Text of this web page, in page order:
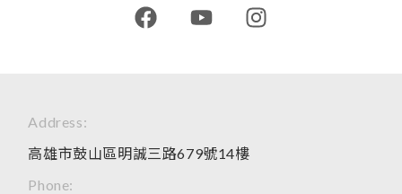
Address:
高雄市鼓山區明誠三路679號14樓
Phone: